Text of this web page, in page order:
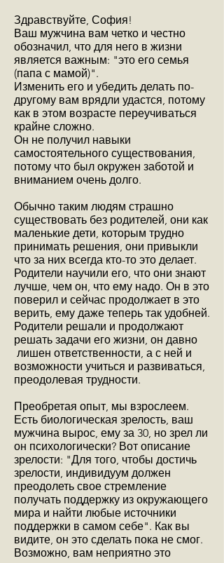
Здравствуйте, София!
Ваш мужчина вам четко и честно
обозначил, что для него в жизни
является важным: "это его семья
(папа с мамой)".
Изменить его и убедить делать по-
другому вам врядли удастся, потому
как в этом возрасте переучиваться
крайне сложно.
Он не получил навыки
самостоятельного существования,
потому что был окружен заботой и
вниманием очень долго.
Обычно таким людям страшно
существовать без родителей, они как
маленькие дети, которым трудно
принимать решения, они привыкли
что за них всегда кто-то это делает.
Родители научили его, что они знают
лучше, чем он, что ему надо. Он в это
поверил и сейчас продолжает в это
верить, ему даже теперь так удобней.
Родители решали и продолжают
решать задачи его жизни, он давно
лишен ответственности, а с ней и
возможности учиться и развиваться,
преодолевая трудности.
Преобретая опыт, мы взрослеем.
Есть биологическая зрелость, ваш
мужчина вырос, ему за 30, но зрел ли
он психологически? Вот описание
зрелости: "Для того, чтобы достичь
зрелости, индивидуум должен
преодолеть свое стремление
получать поддержку из окружающего
мира и найти любые источники
поддержки в самом себе". Как вы
видите, он это сделать пока не смог.
Возможно, вам неприятно это